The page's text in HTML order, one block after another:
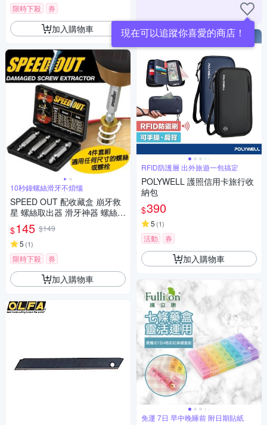
限時下殺 券
加入購物車
10秒鐘螺絲滑牙不煩惱
SPEED OUT 配收藏盒 崩牙救
星 螺絲取出器 滑牙神器 螺絲
退牙器 電鑽起子機用(4件套組)
x1
$145 $149
5 (1)
限時下殺 券
加入購物車
RFID防護層 出外旅遊一包搞定
POLYWELL 護照信用卡旅行收
納包
$390
5 (1)
活動 券
加入購物車
免運 7日 早中晚睡前 附日期貼紙